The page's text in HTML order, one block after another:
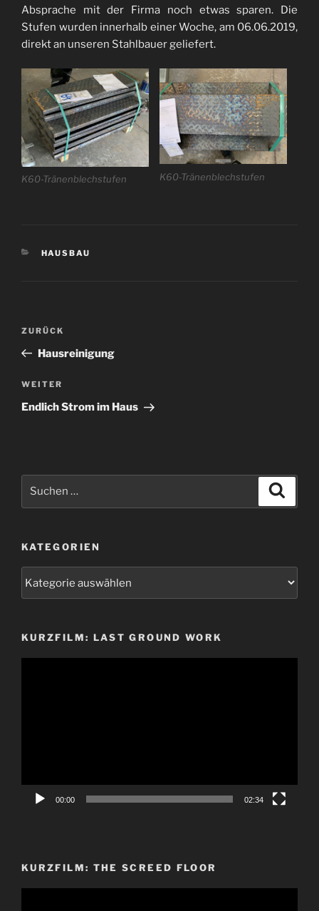
Absprache mit der Firma noch etwas sparen. Die
Stufen wurden innerhalb einer Woche, am 06.06.2019,
direkt an unseren Stahlbauer geliefert.
K60-Tränenblechstufen K60-Tränenblechstufen
KATEGORIEN
HAUSBAU
Beitragsnavigation
Vorheriger
Beitrag
ZURÜCK
Hausreinigung
Nächster
Beitrag
WEITER
Endlich Strom im Haus
KATEGORIEN
KURZFILM: LAST GROUND WORK
00:00 02:34
KURZFILM: THE SCREED FLOOR